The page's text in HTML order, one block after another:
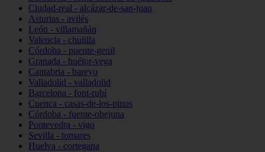
Ciudad-real - alcázar-de-san-juan
Asturias - avilés
León - villamañán
Valencia - chulilla
Córdoba - puente-genil
Granada - huétor-vega
Cantabria - bareyo
Valladolid - valladolid
Barcelona - font-rubí
Cuenca - casas-de-los-pinos
Córdoba - fuente-obejuna
Pontevedra - vigo
Sevilla - tomares
Huelva - cortegana